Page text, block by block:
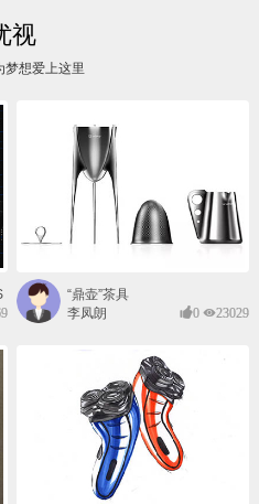
视
梦想爱上这里
“鼎壶”茶具
李凤朗
0 23029